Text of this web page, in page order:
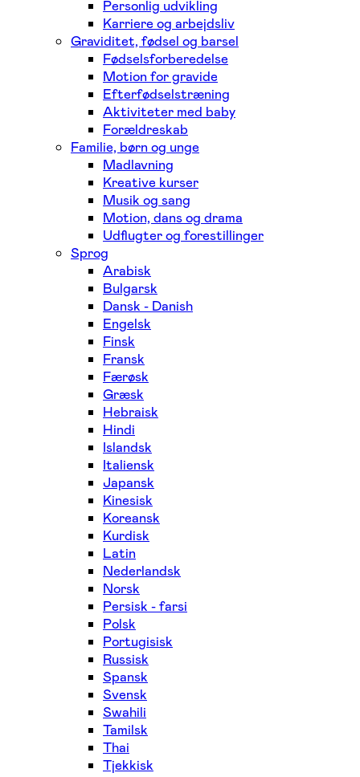
Personlig udvikling
Karriere og arbejdsliv
Graviditet, fødsel og barsel
Fødselsforberedelse
Motion for gravide
Efterfødselstræning
Aktiviteter med baby
Forældreskab
Familie, børn og unge
Madlavning
Kreative kurser
Musik og sang
Motion, dans og drama
Udflugter og forestillinger
Sprog
Arabisk
Bulgarsk
Dansk - Danish
Engelsk
Finsk
Fransk
Færøsk
Græsk
Hebraisk
Hindi
Islandsk
Italiensk
Japansk
Kinesisk
Koreansk
Kurdisk
Latin
Nederlandsk
Norsk
Persisk - farsi
Polsk
Portugisisk
Russisk
Spansk
Svensk
Swahili
Tamilsk
Thai
Tjekkisk